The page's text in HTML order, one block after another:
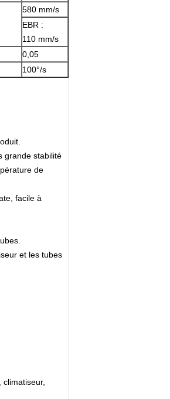
580 mm/s
EBR :
110 mm/s
0,05
100°/s
grande stabilité
de
facile à
et les tubes